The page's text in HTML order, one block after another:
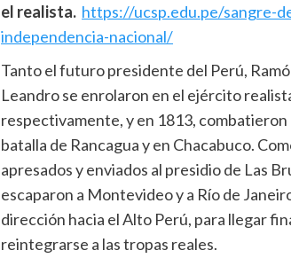
el realista. https://ucsp.edu.pe/sangre-
independencia-nacional/
Tanto el futuro presidente del Perú,
Leandro se enrolaron en el ejército
respectivamente, y en 1813,
batalla de Rancagua y en Chacabuco.
apresados y enviados al presidio de Las
escaparon a Montevideo y a Río de
dirección hacia el Alto Perú, para llegar
reintegrarse a las tropas reales.